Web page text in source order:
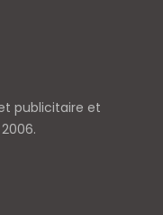
publicitaire et